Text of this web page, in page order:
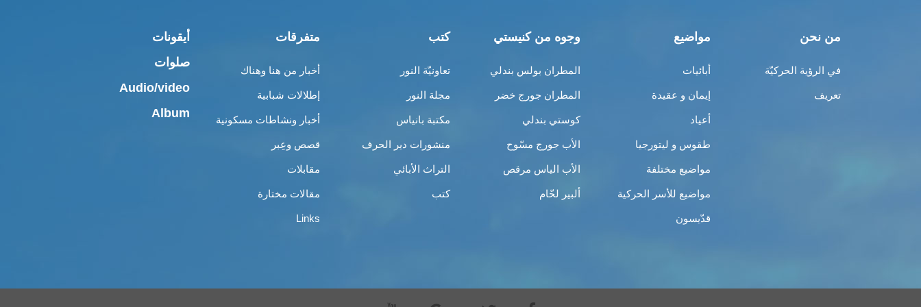
من نحن
في الرؤية الحركيّة
تعريف
مواضيع
أبائيات
إيمان و عقيدة
أعياد
طقوس و ليتورجيا
مواضيع مختلفة
مواضيع للأسر الحركية
قدّيسون
وجوه من كنيستي
المطران بولس بندلي
المطران جورج خضر
كوستي بندلي
الأب جورج مسّوح
الأب الياس مرقص
ألبير لحّام
كتب
تعاونيّة النور
مجلة النور
مكتبة بانياس
منشورات دير الحرف
التراث الأبائي
كتب
متفرقات
أخبار من هنا وهناك
إطلالات شبابية
أخبار ونشاطات مسكونية
قصص وعِبر
مقابلات
مقالات مختارة
Links
أيقونات
صلوات
Audio/video
Album